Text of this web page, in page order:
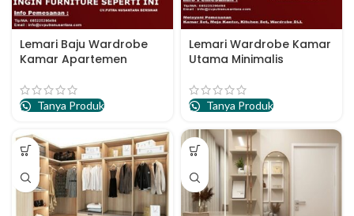
Lemari Baju Wardrobe
Kamar Apartemen
Tanya Produk
Lemari Wardrobe Kamar
Utama Minimalis
Tanya Produk